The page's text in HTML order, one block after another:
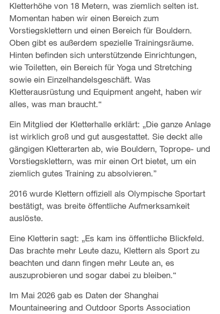
Kletterhöhe von 18 Metern, was ziemlich selten ist.
Momentan haben wir einen Bereich zum
Vorstiegsklettern und einen Bereich für Bouldern.
Oben gibt es außerdem spezielle Trainingsräume.
Hinten befinden sich unterstützende Einrichtungen,
wie Toiletten, ein Bereich für Yoga und Stretching
sowie ein Einzelhandelsgeschäft. Was
Kletterausrüstung und Equipment angeht, haben wir
alles, was man braucht.“
Ein Mitglied der Kletterhalle erklärt: „Die ganze Anlage
ist wirklich groß und gut ausgestattet. Sie deckt alle
gängigen Kletterarten ab, wie Bouldern, Toprope- und
Vorstiegsklettern, was mir einen Ort bietet, um ein
ziemlich gutes Training zu absolvieren.”
2016 wurde Klettern offiziell als Olympische Sportart
bestätigt, was breite öffentliche Aufmerksamkeit
auslöste.
Eine Kletterin sagt: „Es kam ins öffentliche Blickfeld.
Das brachte mehr Leute dazu, Klettern als Sport zu
beachten und dann fingen mehr Leute an, es
auszuprobieren und sogar dabei zu bleiben.“
Im Mai 2026 gab es Daten der Shanghai
Mountaineering and Outdoor Sports Association